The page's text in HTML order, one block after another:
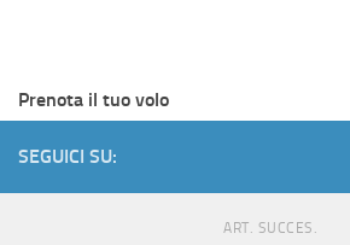
Prenota il tuo volo
SEGUICI SU:
ART. SUCCES.